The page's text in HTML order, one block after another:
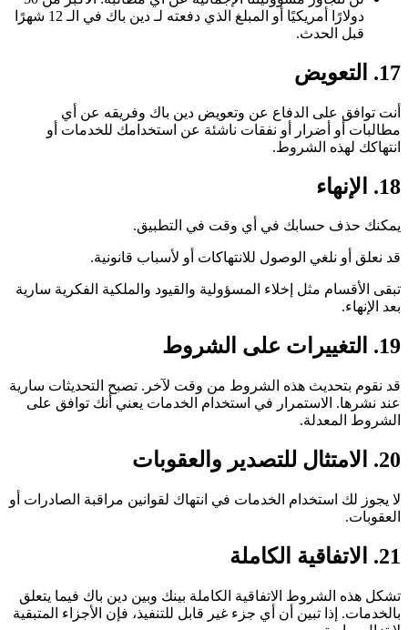
دولارًا أمريكيًا أو المبلغ الذي دفعته لـ دين باك في الـ 12 شهرًا
قبل الحدث.
17. التعويض
أنت توافق على الدفاع عن وتعويض دين باك وفريقه عن أي
مطالبات أو أضرار أو نفقات ناشئة عن استخدامك للخدمات أو
انتهاكك لهذه الشروط.
18. الإنهاء
يمكنك حذف حسابك في أي وقت في التطبيق.
قد نعلق أو نلغي الوصول للانتهاكات أو لأسباب قانونية.
تبقى الأقسام مثل إخلاء المسؤولية والقيود والملكية الفكرية سارية
بعد الإنهاء.
19. التغييرات على الشروط
قد نقوم بتحديث هذه الشروط من وقت لآخر. تصبح التحديثات سارية
عند نشرها. الاستمرار في استخدام الخدمات يعني أنك توافق على
الشروط المعدلة.
20. الامتثال للتصدير والعقوبات
لا يجوز لك استخدام الخدمات في انتهاك لقوانين مراقبة الصادرات أو
العقوبات.
21. الاتفاقية الكاملة
تشكل هذه الشروط الاتفاقية الكاملة بينك وبين دين باك فيما يتعلق
بالخدمات. إذا تبين أن أي جزء غير قابل للتنفيذ، فإن الأجزاء المتبقية